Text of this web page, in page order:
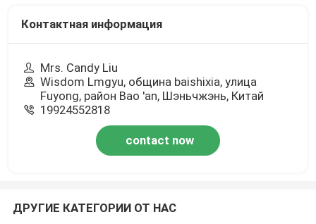
Контактная информация
Mrs. Candy Liu
Wisdom Lmgyu, община baishixia, улица
Fuyong, район Bao 'an, Шэньчжэнь, Китай
19924552818
contact now
ДРУГИЕ КАТЕГОРИИ ОТ НАС